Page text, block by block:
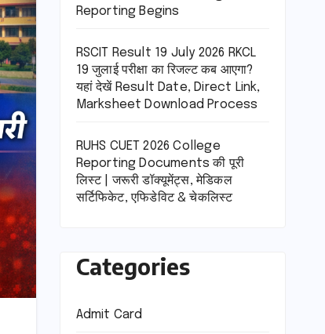
Reporting Begins
RSCIT Result 19 July 2026 RKCL
19 जुलाई परीक्षा का रिजल्ट कब आएगा?
यहां देखें Result Date, Direct Link,
Marksheet Download Process
RUHS CUET 2026 College
Reporting Documents की पूरी
लिस्ट | जरूरी डॉक्यूमेंट्स, मेडिकल
सर्टिफिकेट, एफिडेविट & चेकलिस्ट
Categories
Admit Card